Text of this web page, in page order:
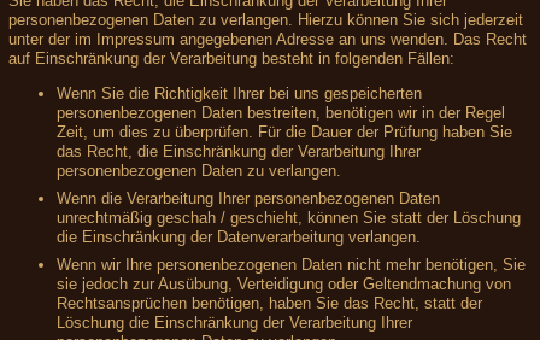
personenbezogenen Daten zu verlangen. Hierzu können Sie sich jederzeit
unter der im Impressum angegebenen Adresse an uns wenden. Das Recht
auf Einschränkung der Verarbeitung besteht in folgenden Fällen:
Wenn Sie die Richtigkeit Ihrer bei uns gespeicherten
personenbezogenen Daten bestreiten, benötigen wir in der Regel
Zeit, um dies zu überprüfen. Für die Dauer der Prüfung haben Sie
das Recht, die Einschränkung der Verarbeitung Ihrer
personenbezogenen Daten zu verlangen.
Wenn die Verarbeitung Ihrer personenbezogenen Daten
unrechtmäßig geschah / geschieht, können Sie statt der Löschung
die Einschränkung der Datenverarbeitung verlangen.
Wenn wir Ihre personenbezogenen Daten nicht mehr benötigen, Sie
sie jedoch zur Ausübung, Verteidigung oder Geltendmachung von
Rechtsansprüchen benötigen, haben Sie das Recht, statt der
Löschung die Einschränkung der Verarbeitung Ihrer